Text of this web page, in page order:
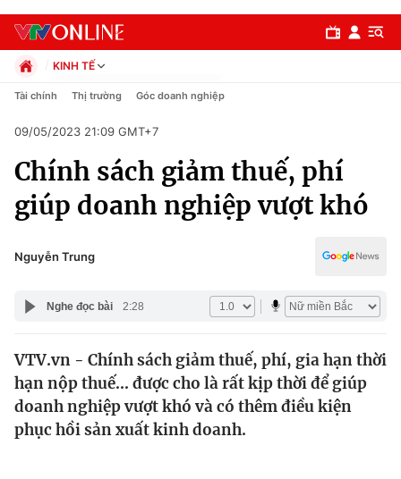
Chuyên mục
Chính trị
Pháp luật
Thế giới
Tin tức
KINH TẾ
Chính trị
Pháp luật
Kinh tế
Thể thao
Truyền hình
Y tế
Công nghệ
Tài chính Thị trường Góc doanh nghiệp
09/05/2023 21:09 GMT+7
Chính sách giảm thuế, phí
giúp doanh nghiệp vượt khó
Nguyễn Trung
Nghe đọc bài 2:28
VTV.vn - Chính sách giảm thuế, phí, gia hạn thời
hạn nộp thuế... được cho là rất kịp thời để giúp
doanh nghiệp vượt khó và có thêm điều kiện
phục hồi sản xuất kinh doanh.